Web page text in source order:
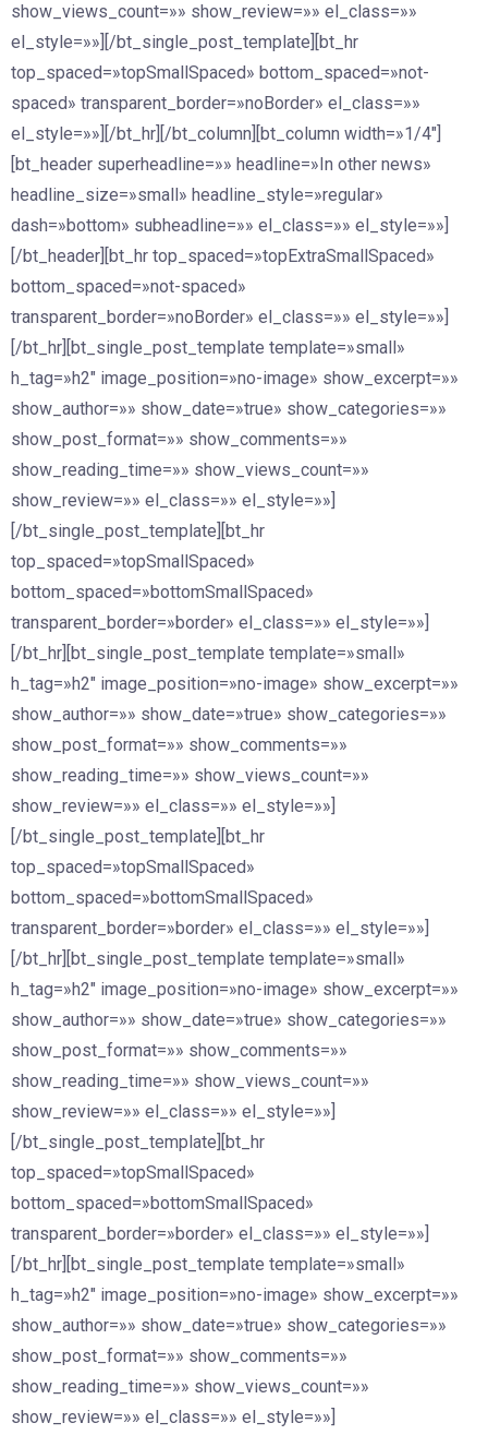
show_views_count=»» show_review=»» el_class=»»
el_style=»»][/bt_single_post_template][bt_hr
top_spaced=»topSmallSpaced» bottom_spaced=»not-
spaced» transparent_border=»noBorder» el_class=»»
el_style=»»][/bt_hr][/bt_column][bt_column width=»1/4″]
[bt_header superheadline=»» headline=»In other news»
headline_size=»small» headline_style=»regular»
dash=»bottom» subheadline=»» el_class=»» el_style=»»]
[/bt_header][bt_hr top_spaced=»topExtraSmallSpaced»
bottom_spaced=»not-spaced»
transparent_border=»noBorder» el_class=»» el_style=»»]
[/bt_hr][bt_single_post_template template=»small»
h_tag=»h2″ image_position=»no-image» show_excerpt=»»
show_author=»» show_date=»true» show_categories=»»
show_post_format=»» show_comments=»»
show_reading_time=»» show_views_count=»»
show_review=»» el_class=»» el_style=»»]
[/bt_single_post_template][bt_hr
top_spaced=»topSmallSpaced»
bottom_spaced=»bottomSmallSpaced»
transparent_border=»border» el_class=»» el_style=»»]
[/bt_hr][bt_single_post_template template=»small»
h_tag=»h2″ image_position=»no-image» show_excerpt=»»
show_author=»» show_date=»true» show_categories=»»
show_post_format=»» show_comments=»»
show_reading_time=»» show_views_count=»»
show_review=»» el_class=»» el_style=»»]
[/bt_single_post_template][bt_hr
top_spaced=»topSmallSpaced»
bottom_spaced=»bottomSmallSpaced»
transparent_border=»border» el_class=»» el_style=»»]
[/bt_hr][bt_single_post_template template=»small»
h_tag=»h2″ image_position=»no-image» show_excerpt=»»
show_author=»» show_date=»true» show_categories=»»
show_post_format=»» show_comments=»»
show_reading_time=»» show_views_count=»»
show_review=»» el_class=»» el_style=»»]
[/bt_single_post_template][bt_hr
top_spaced=»topSmallSpaced»
bottom_spaced=»bottomSmallSpaced»
transparent_border=»border» el_class=»» el_style=»»]
[/bt_hr][bt_single_post_template template=»small»
h_tag=»h2″ image_position=»no-image» show_excerpt=»»
show_author=»» show_date=»true» show_categories=»»
show_post_format=»» show_comments=»»
show_reading_time=»» show_views_count=»»
show_review=»» el_class=»» el_style=»»]